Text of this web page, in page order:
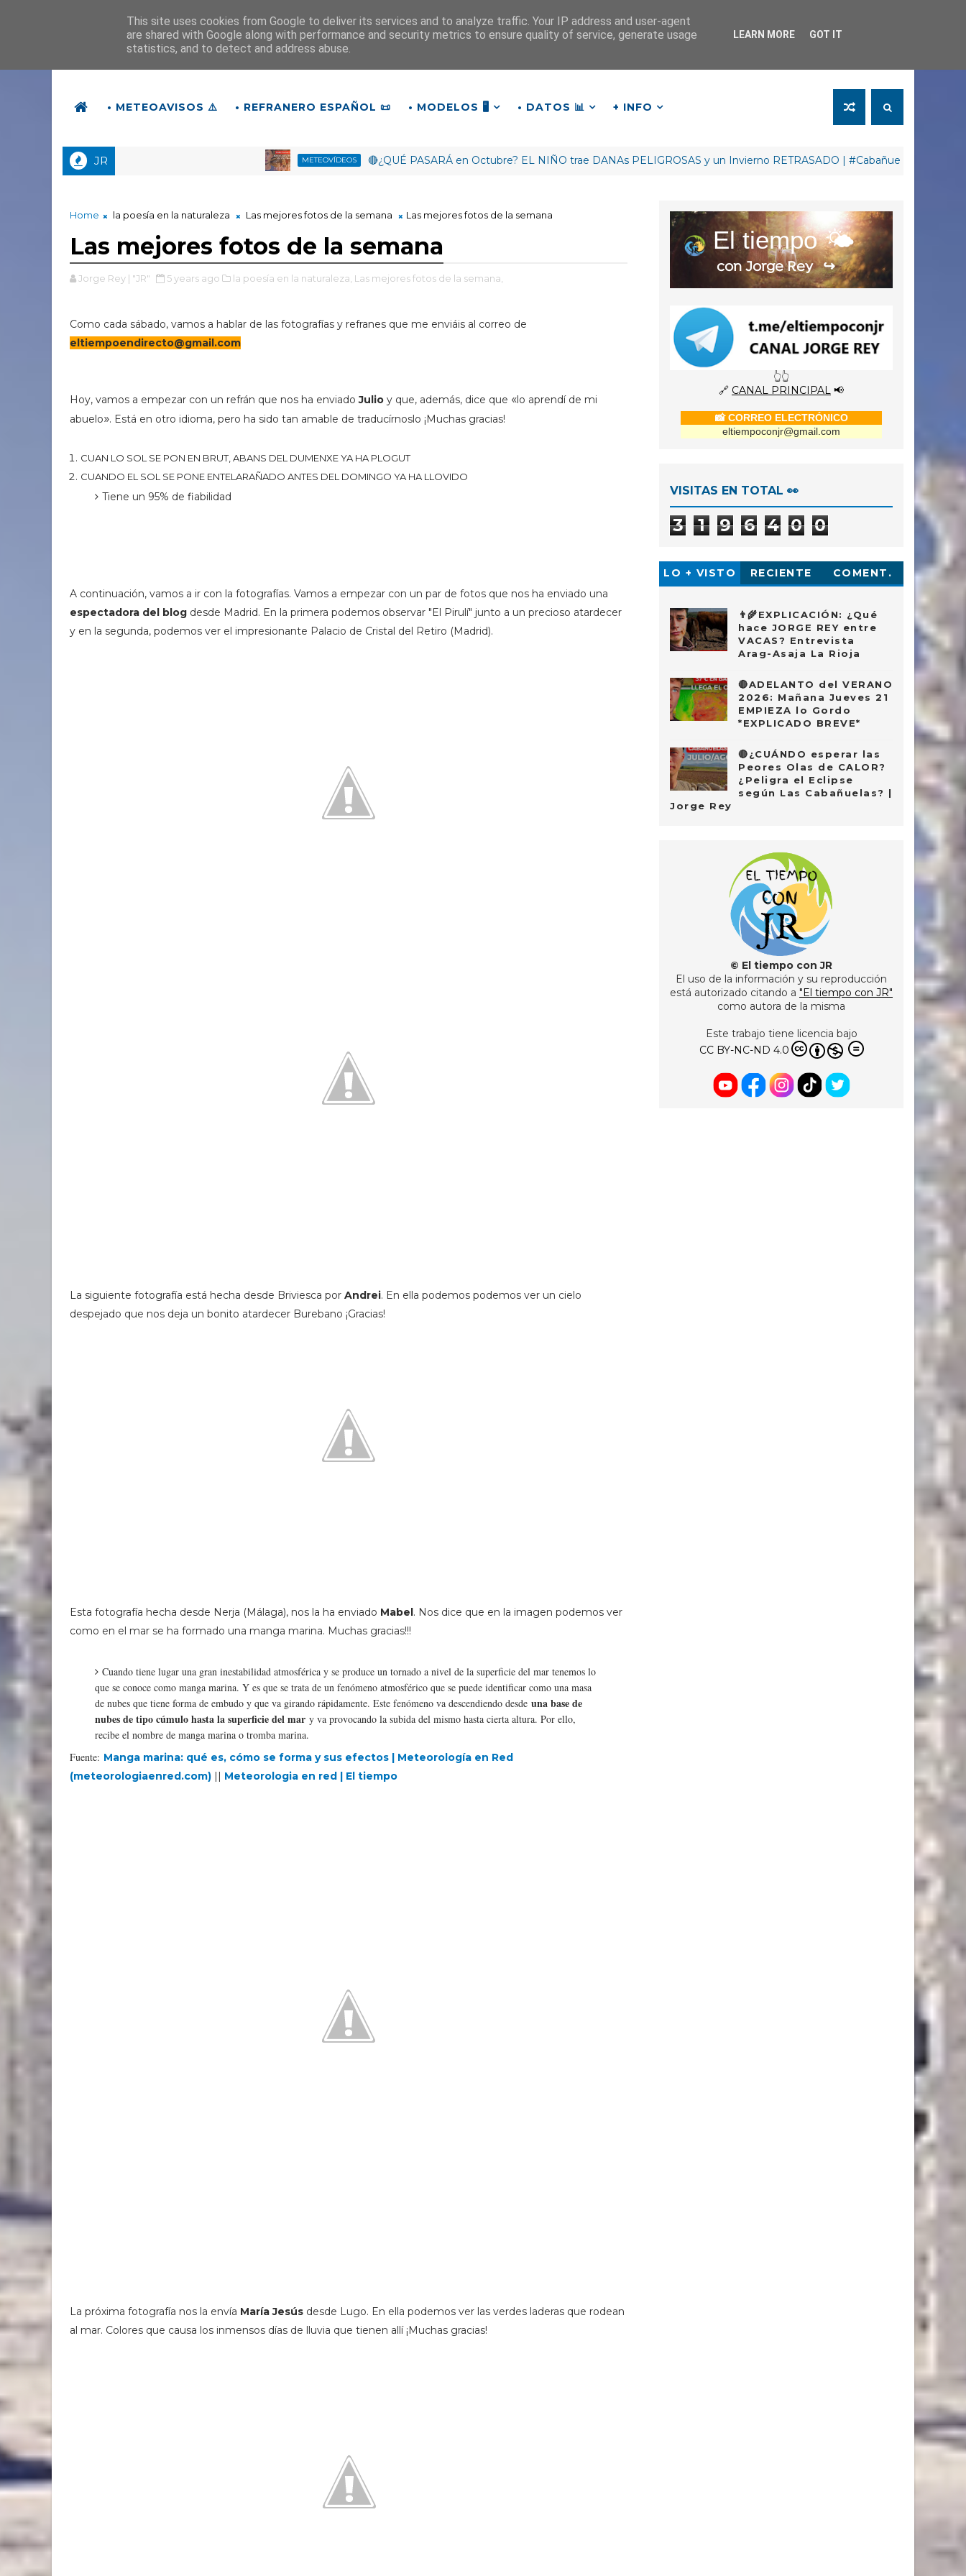
• METEOAVISOS ⚠️ • REFRANERO ESPAÑOL 📜 • MODELOS 🖥️ • DATOS 📊 + INFO
JR METEOVÍDEOS 🔴¿QUÉ PASARÁ en Octubre? EL NIÑO trae DANAs PELIGROSAS y un Invierno RETRASADO | #CabañuelasJorgeRey
Home la poesía en la naturaleza Las mejores fotos de la semana Las mejores fotos de la semana
Las mejores fotos de la semana
Jorge Rey | "JR" 5 years ago la poesía en la naturaleza, Las mejores fotos de la semana,
Como cada sábado, vamos a hablar de las fotografías y refranes que me enviáis al correo de
eltiempoendirecto@gmail.com
Hoy, vamos a empezar con un refrán que nos ha enviadoJulio y que, además, dice que «lo aprendí de mi
abuelo». Está en otro idioma, pero ha sido tan amable de traducírnoslo ¡Muchas gracias!
CUAN LO SOL SE PON EN BRUT, ABANS DEL DUMENXE YA HA PLOGUT
CUANDO EL SOL SE PONE ENTELARAÑADO ANTES DEL DOMINGO YA HA LLOVIDO
Tiene un 95% de fiabilidad
A continuación, vamos a ir con la fotografías. Vamos a empezar con un par de fotos que nos ha enviado una
espectadora del blog desde Madrid. En la primera podemos observar "El Pirulí" junto a un precioso atardecer
y en la segunda, podemos ver el impresionante Palacio de Cristal del Retiro (Madrid).
La siguiente fotografía está hecha desde Briviesca por Andrei. En ella podemos podemos ver un cielo
despejado que nos deja un bonito atardecer Burebano ¡Gracias!
Esta fotografía hecha desde Nerja (Málaga), nos la ha enviado Mabel. Nos dice que en la imagen podemos ver
como en el mar se ha formado una manga marina. Muchas gracias!!!
Cuando tiene lugar una gran inestabilidad atmosférica y se produce un tornado a nivel de la superficie del mar tenemos lo
que se conoce como manga marina. Y es que se trata de un fenómeno atmosférico que se puede identificar como una masa
de nubes que tiene forma de embudo y que va girando rápidamente. Este fenómeno va descendiendo desde una base de
nubes de tipo cúmulo hasta la superficie del mar y va provocando la subida del mismo hasta cierta altura. Por ello,
recibe el nombre de manga marina o tromba marina.
Fuente: Manga marina: qué es, cómo se forma y sus efectos | Meteorología en Red
(meteorologiaenred.com) || Meteorologia en red | El tiempo
La próxima fotografía nos la envía María Jesús desde Lugo. En ella podemos ver las verdes laderas que rodean
al mar. Colores que causa los inmensos días de lluvia que tienen allí ¡Muchas gracias!
El tiempo 🌤️
con Jorge Rey ↪
👆👆
🔗 CANAL PRINCIPAL 📢
📸 CORREO ELECTRÓNICO
eltiempoconjr@gmail.com
VISITAS EN TOTAL 👀
3 1 9 6 4 0 0
LO + VISTO RECIENTE COMENT.
👨‍🌾EXPLICACIÓN: ¿Qué
hace JORGE REY entre
VACAS? Entrevista
Arag-Asaja La Rioja
🔴ADELANTO del VERANO
2026: Mañana Jueves 21
EMPIEZA lo Gordo
*EXPLICADO BREVE*
🔴¿CUÁNDO esperar las
Peores Olas de CALOR?
¿Peligra el Eclipse
según Las Cabañuelas? |
Jorge Rey
© El tiempo con JR
El uso de la información y su reproducción
está autorizado citando a "El tiempo con JR"
como autora de la misma
Este trabajo tiene licencia bajo
CC BY-NC-ND 4.0
This site uses cookies from Google to deliver its services and to analyze traffic. Your IP address and user-agent
are shared with Google along with performance and security metrics to ensure quality of service, generate usage
statistics, and to detect and address abuse.
LEARN MORE GOT IT